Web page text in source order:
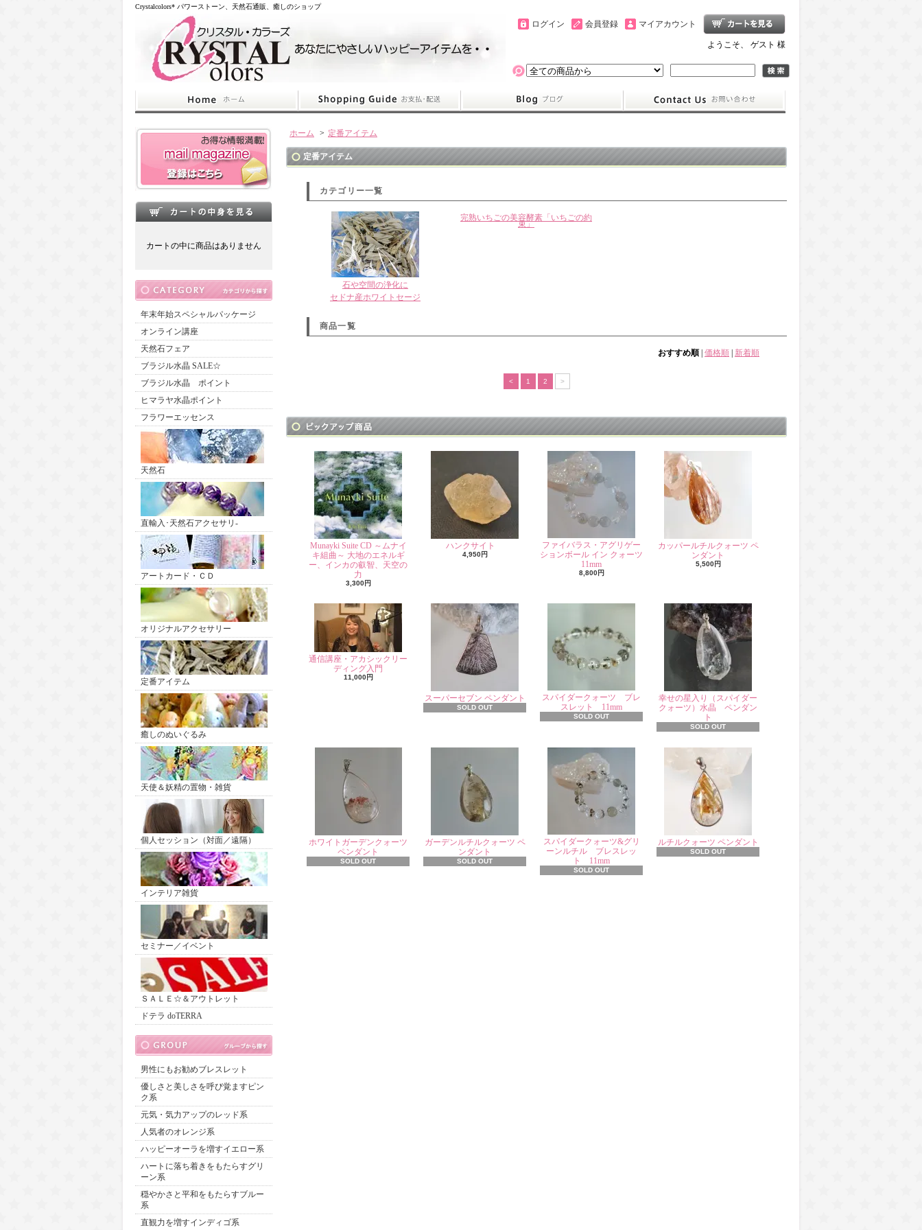
Crystalcolors* パワーストーン、天然石通販、癒しのショップ
マイアカウント
会員登録
ログイン
ようこそ、 ゲスト 様
カートの中に商品はありません
年末年始スペシャルパッケージ
オンライン講座
天然石フェア
ブラジル水晶 SALE☆
ブラジル水晶 ポイント
ヒマラヤ水晶ポイント
フラワーエッセンス
天然石
直輸入･天然石アクセサリ-
アートカード・ＣＤ
オリジナルアクセサリー
定番アイテム
癒しのぬいぐるみ
天使＆妖精の置物・雑貨
個人セッション（対面／遠隔）
インテリア雑貨
セミナー／イベント
ＳＡＬＥ☆＆アウトレット
ドテラ doTERRA
男性にもお勧めブレスレット
優しさと美しさを呼び覚ますピン
ク系
元気・気力アップのレッド系
人気者のオレンジ系
ハッピーオーラを増すイエロー系
ハートに落ち着きをもたらすグリ
ーン系
穏やかさと平和をもたらすブルー
系
直観力を増すインディゴ系
ホーム > 定番アイテム
定番アイテム
カテゴリー一覧
石や空間の浄化に
セドナ産ホワイトセージ
完熟いちごの美容酵素「いちごの約
束」
商品一覧
おすすめ順 価格順 新着順
< 1 2 >
Munayki Suite CD ～ムナイ
キ組曲～ 大地のエネルギ
ー、インカの叡智、天空の
力
3,300円
ハンクサイト
4,950円
ファイバラス・アグリゲー
ションボール イン クォーツ
11mm
8,800円
カッパールチルクォーツ ペ
ンダント
5,500円
通信講座・アカシックリー
ディング入門
11,000円
スーパーセブン ペンダント
SOLD OUT
スパイダークォーツ ブレ
スレット 11mm
SOLD OUT
幸せの星入り（スパイダー
クォーツ）水晶 ペンダン
ト
SOLD OUT
ホワイトガーデンクォーツ
ペンダント
SOLD OUT
ガーデンルチルクォーツ ペ
ンダント
SOLD OUT
スパイダークォーツ&グリ
ーンルチル ブレスレッ
ト 11mm
SOLD OUT
ルチルクォーツ ペンダント
SOLD OUT